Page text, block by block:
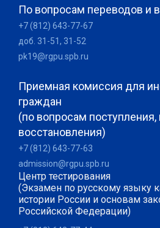
По вопросам переводов и
+7 (812) 643-77-67
доб. 31-51, 31-52
pk19@rgpu.spb.ru
Приемная комиссия для
граждан
(по вопросам поступления,
восстановления)
+7 (812) 643-77-63
admission@rgpu.spb.ru
Центр тестирования
(Экзамен по русскому языку
истории России и основам
Российской Федерации)